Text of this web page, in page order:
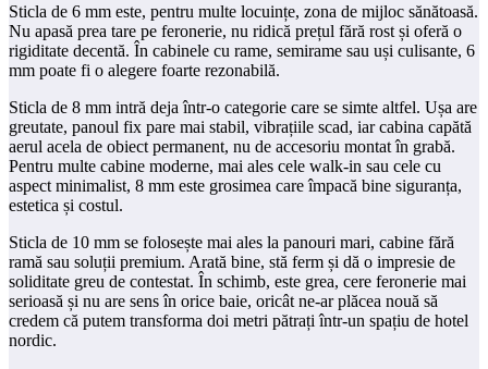
Sticla de 6 mm este, pentru multe locuințe, zona de mijloc sănătoasă.
Nu apasă prea tare pe feronerie, nu ridică prețul fără rost și oferă o
rigiditate decentă. În cabinele cu rame, semirame sau uși culisante, 6
mm poate fi o alegere foarte rezonabilă.
Sticla de 8 mm intră deja într-o categorie care se simte altfel. Ușa are
greutate, panoul fix pare mai stabil, vibrațiile scad, iar cabina capătă
aerul acela de obiect permanent, nu de accesoriu montat în grabă.
Pentru multe cabine moderne, mai ales cele walk-in sau cele cu
aspect minimalist, 8 mm este grosimea care împacă bine siguranța,
estetica și costul.
Sticla de 10 mm se folosește mai ales la panouri mari, cabine fără
ramă sau soluții premium. Arată bine, stă ferm și dă o impresie de
soliditate greu de contestat. În schimb, este grea, cere feronerie mai
serioasă și nu are sens în orice baie, oricât ne-ar plăcea nouă să
credem că putem transforma doi metri pătrați într-un spațiu de hotel
nordic.